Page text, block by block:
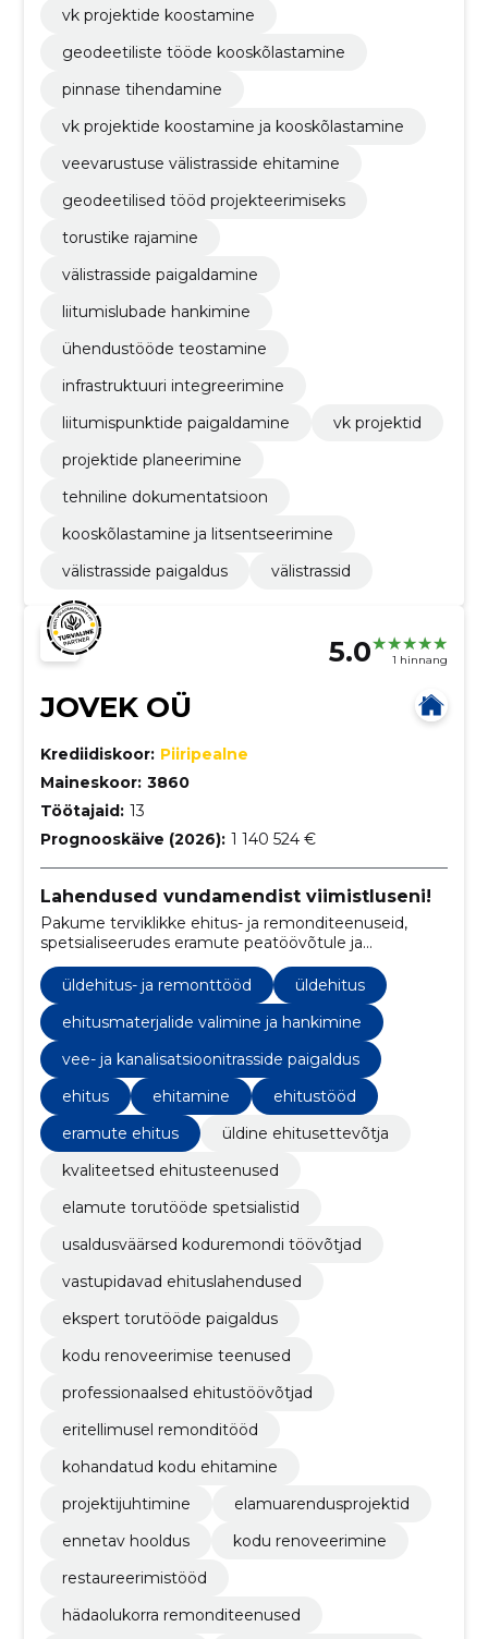
vk projektide koostamine
geodeetiliste tööde kooskõlastamine
pinnase tihendamine
vk projektide koostamine ja kooskõlastamine
veevarustuse välistrasside ehitamine
geodeetilised tööd projekteerimiseks
torustike rajamine
välistrasside paigaldamine
liitumislubade hankimine
ühendustööde teostamine
infrastruktuuri integreerimine
liitumispunktide paigaldamine
vk projektid
projektide planeerimine
tehniline dokumentatsioon
kooskõlastamine ja litsentseerimine
välistrasside paigaldus
välistrassid
5.0 1 hinnang
JOVEK OÜ
Krediidiskoor: Piiripealne
Maineskoor: 3860
Töötajaid: 13
Prognooskäive (2026): 1 140 524 €
Lahendused vundamendist viimistluseni!
Pakume terviklikke ehitus- ja remonditeenuseid,
spetsialiseerudes eramute peatöövõtule ja
torutöödele.
üldehitus- ja remonttööd
üldehitus
ehitusmaterjalide valimine ja hankimine
vee- ja kanalisatsioonitrasside paigaldus
ehitus
ehitamine
ehitustööd
eramute ehitus
üldine ehitusettevõtja
kvaliteetsed ehitusteenused
elamute torutööde spetsialistid
usaldusväärsed koduremondi töövõtjad
vastupidavad ehituslahendused
ekspert torutööde paigaldus
kodu renoveerimise teenused
professionaalsed ehitustöövõtjad
eritellimusel remonditööd
kohandatud kodu ehitamine
projektijuhtimine
elamuarendusprojektid
ennetav hooldus
kodu renoveerimine
restaureerimistööd
hädaolukorra remonditeenused